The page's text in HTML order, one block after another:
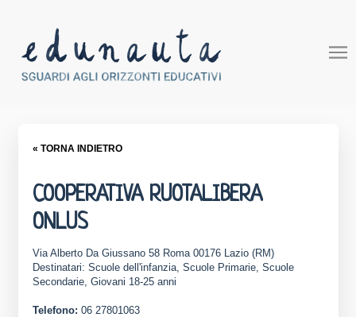
« TORNA INDIETRO
COOPERATIVA RUOTALIBERA
ONLUS
Via Alberto Da Giussano 58 Roma 00176 Lazio (RM)
Destinatari: Scuole dell'infanzia, Scuole Primarie, Scuole
Secondarie, Giovani 18-25 anni
Telefono: 06 27801063